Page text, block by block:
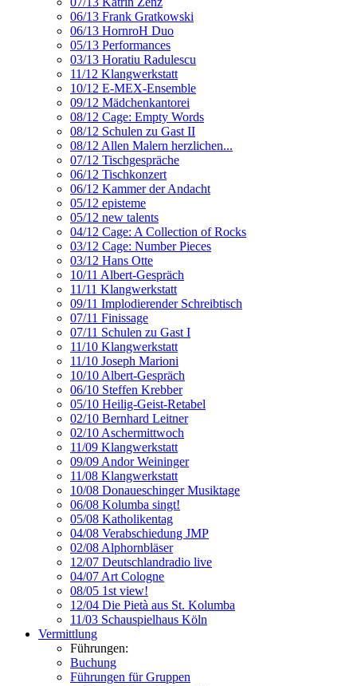
06/13 Frank Gratkowski
06/13 HornroH Duo
05/13 Performances
03/13 Horatiu Radulescu
11/12 Klangwerkstatt
10/12 E-MEX-Ensemble
09/12 Mädchenkantorei
08/12 Cage: Empty Words
08/12 Schulen zu Gast II
08/12 Allen Malern herzlichen...
07/12 Tischgespräche
06/12 Tischkonzert
06/12 Kammer der Andacht
05/12 episteme
05/12 new talents
04/12 Cage: A Collection of Rocks
03/12 Cage: Number Pieces
03/12 Hans Otte
10/11 Albert-Gespräch
11/11 Klangwerkstatt
09/11 Implodierender Schreibtisch
07/11 Finissage
07/11 Schulen zu Gast I
11/10 Klangwerkstatt
11/10 Joseph Marioni
10/10 Albert-Gespräch
06/10 Steffen Krebber
05/10 Heilig-Geist-Retabel
02/10 Bernhard Leitner
02/10 Aschermittwoch
11/09 Klangwerkstatt
09/09 Andor Weininger
11/08 Klangwerkstatt
10/08 Donaueschinger Musiktage
06/08 Kolumba singt!
05/08 Katholikentag
04/08 Verabschiedung JMP
02/08 Alphornbläser
12/07 Deutschlandradio live
04/07 Art Cologne
08/05 1st view!
12/04 Die Pietà aus St. Kolumba
11/03 Schauspielhaus Köln
Vermittlung
Führungen:
Buchung
Führungen für Gruppen